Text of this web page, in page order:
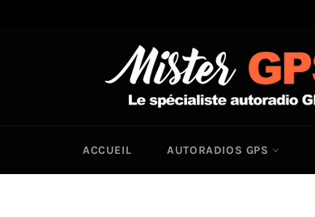
ACCUEIL AUTORADIOS GPS